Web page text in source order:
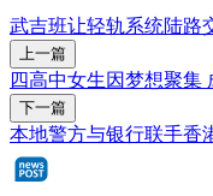
武吉班让轻轨系统陆路
上一篇
四高中女生因梦想聚集
下一篇
本地警方与银行联手香